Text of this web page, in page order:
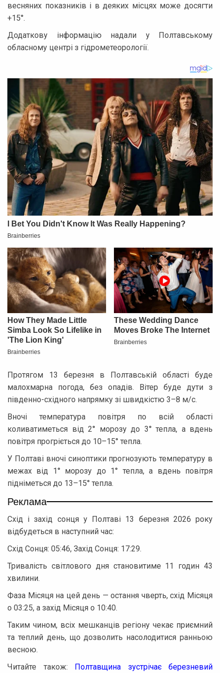
весняних показників і в деяких місцях може досягти
+15°.
Додаткову інформацію надали у Полтавському
обласному центрі з гідрометеорології.
Протягом 13 березня в Полтавській області буде
малохмарна погода, без опадів. Вітер буде дути з
південно-східного напрямку зі швидкістю 3–8 м/с.
Вночі температура повітря по всій області
коливатиметься від 2° морозу до 3° тепла, а вдень
повітря прогріється до 10–15° тепла.
У Полтаві вночі синоптики прогнозують температуру в
межах від 1° морозу до 1° тепла, а вдень повітря
підніметься до 13–15° тепла.
Реклама
Схід і захід сонця у Полтаві 13 березня 2026 року
відбудеться в наступний час:
Схід Сонця: 05:46, Захід Сонця: 17:29.
Тривалість світлового дня становитиме 11 годин 43
хвилини.
Фаза Місяця на цей день — остання чверть, схід Місяця
о 03:25, а захід Місяця о 10:40.
Таким чином, всіх мешканців регіону чекає приємний
та теплий день, що дозволить насолодитися ранньою
весною.
Читайте також:
Полтавщина зустрічає березневий